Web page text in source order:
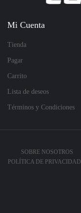
Mi Cuenta
Tienda
Pagar
Carrito
Lista de deseos
Términos y Condiciones
SOBRE NOSOTROS
POLÍTICA DE PRIVACIDAD